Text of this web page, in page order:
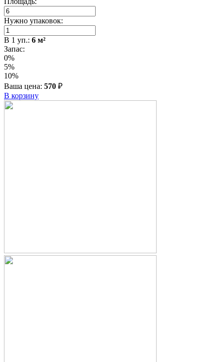
Нужно упаковок:
В 1 уп.: 6 м²
Запас:
0%
5%
10%
Ваша цена: 570 ₽
В корзину